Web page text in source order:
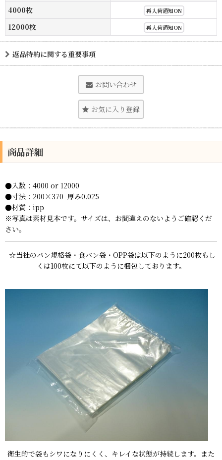
4000枚
再入荷通知ON
12000枚 再入荷通知ON
返品特約に関する重要事項
お問い合わせ
お気に入り登録
商品詳細
●入数：4000 or 12000
●寸法：200×370 厚み0.025
●材質：ipp
※写真は素材見本です。サイズは、お間違えのないようご確認くだ
さい。
☆当社のパン規格袋・食パン袋・OPP袋は以下のように200枚もし
くは100枚にて以下のように梱包しております。
衛生的で袋もシワになりにくく、キレイな状態が持続します。また